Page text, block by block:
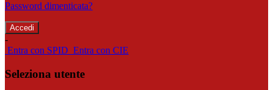
Password dimenticata?
-
Entra con SPID Entra con CIE
Seleziona utente